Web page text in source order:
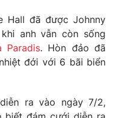
Hall đã được Johnny
anh vẫn còn sống
Paradis. Hòn đảo đã
đới với 6 bãi biển
ra vào ngày 7/2,